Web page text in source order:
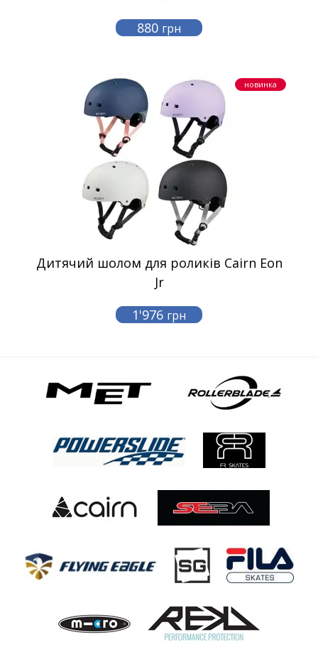
880 грн
новинка
Дитячий шолом для роликів Cairn Eon
Jr
1'976 грн